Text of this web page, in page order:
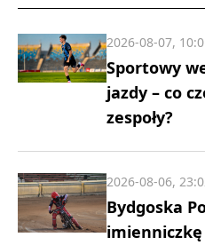
Sportowy
jazdy – co
zespoły?
2026-08-07,
Bydgoska
imienniczkę
2026-08-06,